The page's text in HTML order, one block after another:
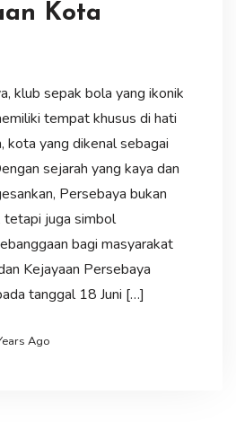
Kota
klub sepak bola yang ikonik
tempat khusus di hati
kota yang dikenal sebagai
sejarah yang kaya dan
Persebaya bukan
tetapi juga simbol
bagi masyarakat
Kejayaan Persebaya
tanggal 18 Juni […]
Ago